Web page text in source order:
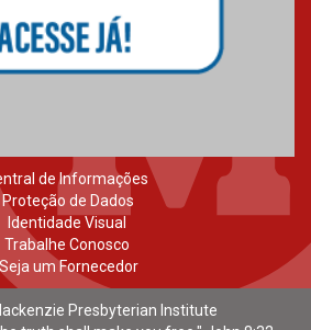
de Informações
Proteção de Dados
Identidade Visual
Trabalhe Conosco
um Fornecedor
Presbyterian Institute